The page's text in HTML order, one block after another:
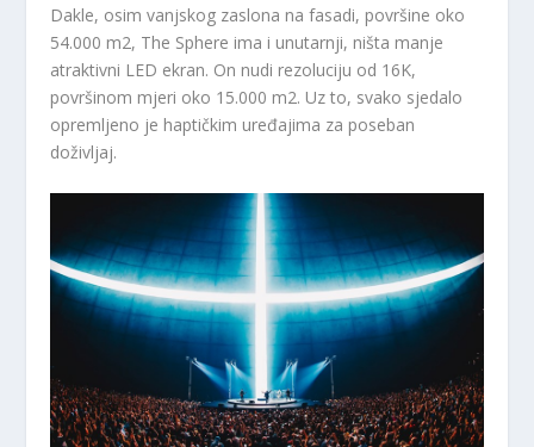
Dakle, osim vanjskog zaslona na fasadi, površine oko
54.000 m2, The Sphere ima i unutarnji, ništa manje
atraktivni LED ekran. On nudi rezoluciju od 16K,
površinom mjeri oko 15.000 m2. Uz to, svako sjedalo
opremljeno je haptičkim uređajima za poseban
doživljaj.